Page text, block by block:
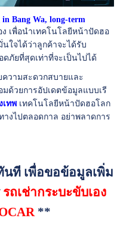
Bang Wa, long-term
เพื่อนำเทคโนโลยีหน้าปัดฮอ
ใจได้ว่าลูกค้าจะได้รับ
ภัยที่สุดเท่าที่จะเป็นไปได้
ามสะดวกสบายและ
ด้วยการอัปเดตข้อมูลแบบเรี
เทพ เทคโนโลยีหน้าปัดฮอโลก
งไปตลอดกาล อย่าพลาดการ
ที เพื่อขอข้อมูลเพิ่ม
รถเช่ากระบะขับเอง
**